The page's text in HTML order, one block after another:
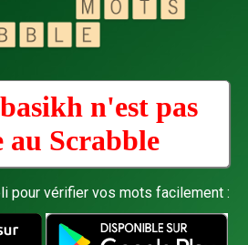
n'est pas
au Scrabble
pour vérifier vos mots facilement :